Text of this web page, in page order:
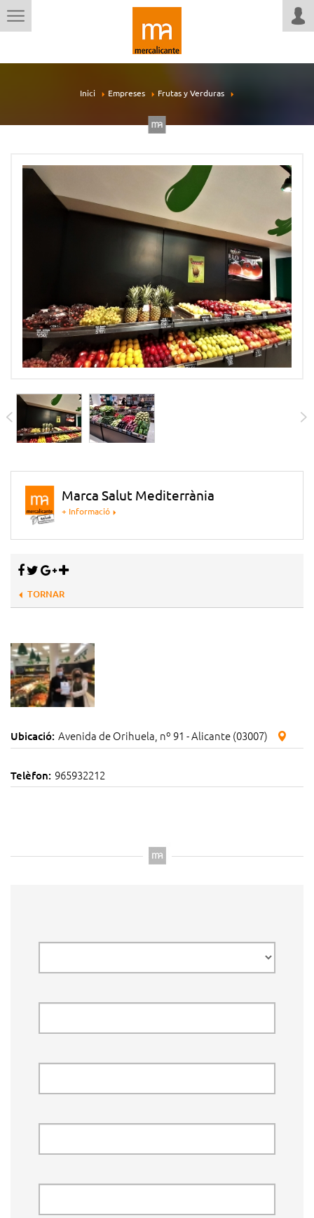
Inici Empreses Frutas y Verduras
Marca Salut Mediterrània
+ Informació
TORNAR
Ubicació: Avenida de Orihuela, nº 91 - Alicante (03007)
Telèfon: 965932212